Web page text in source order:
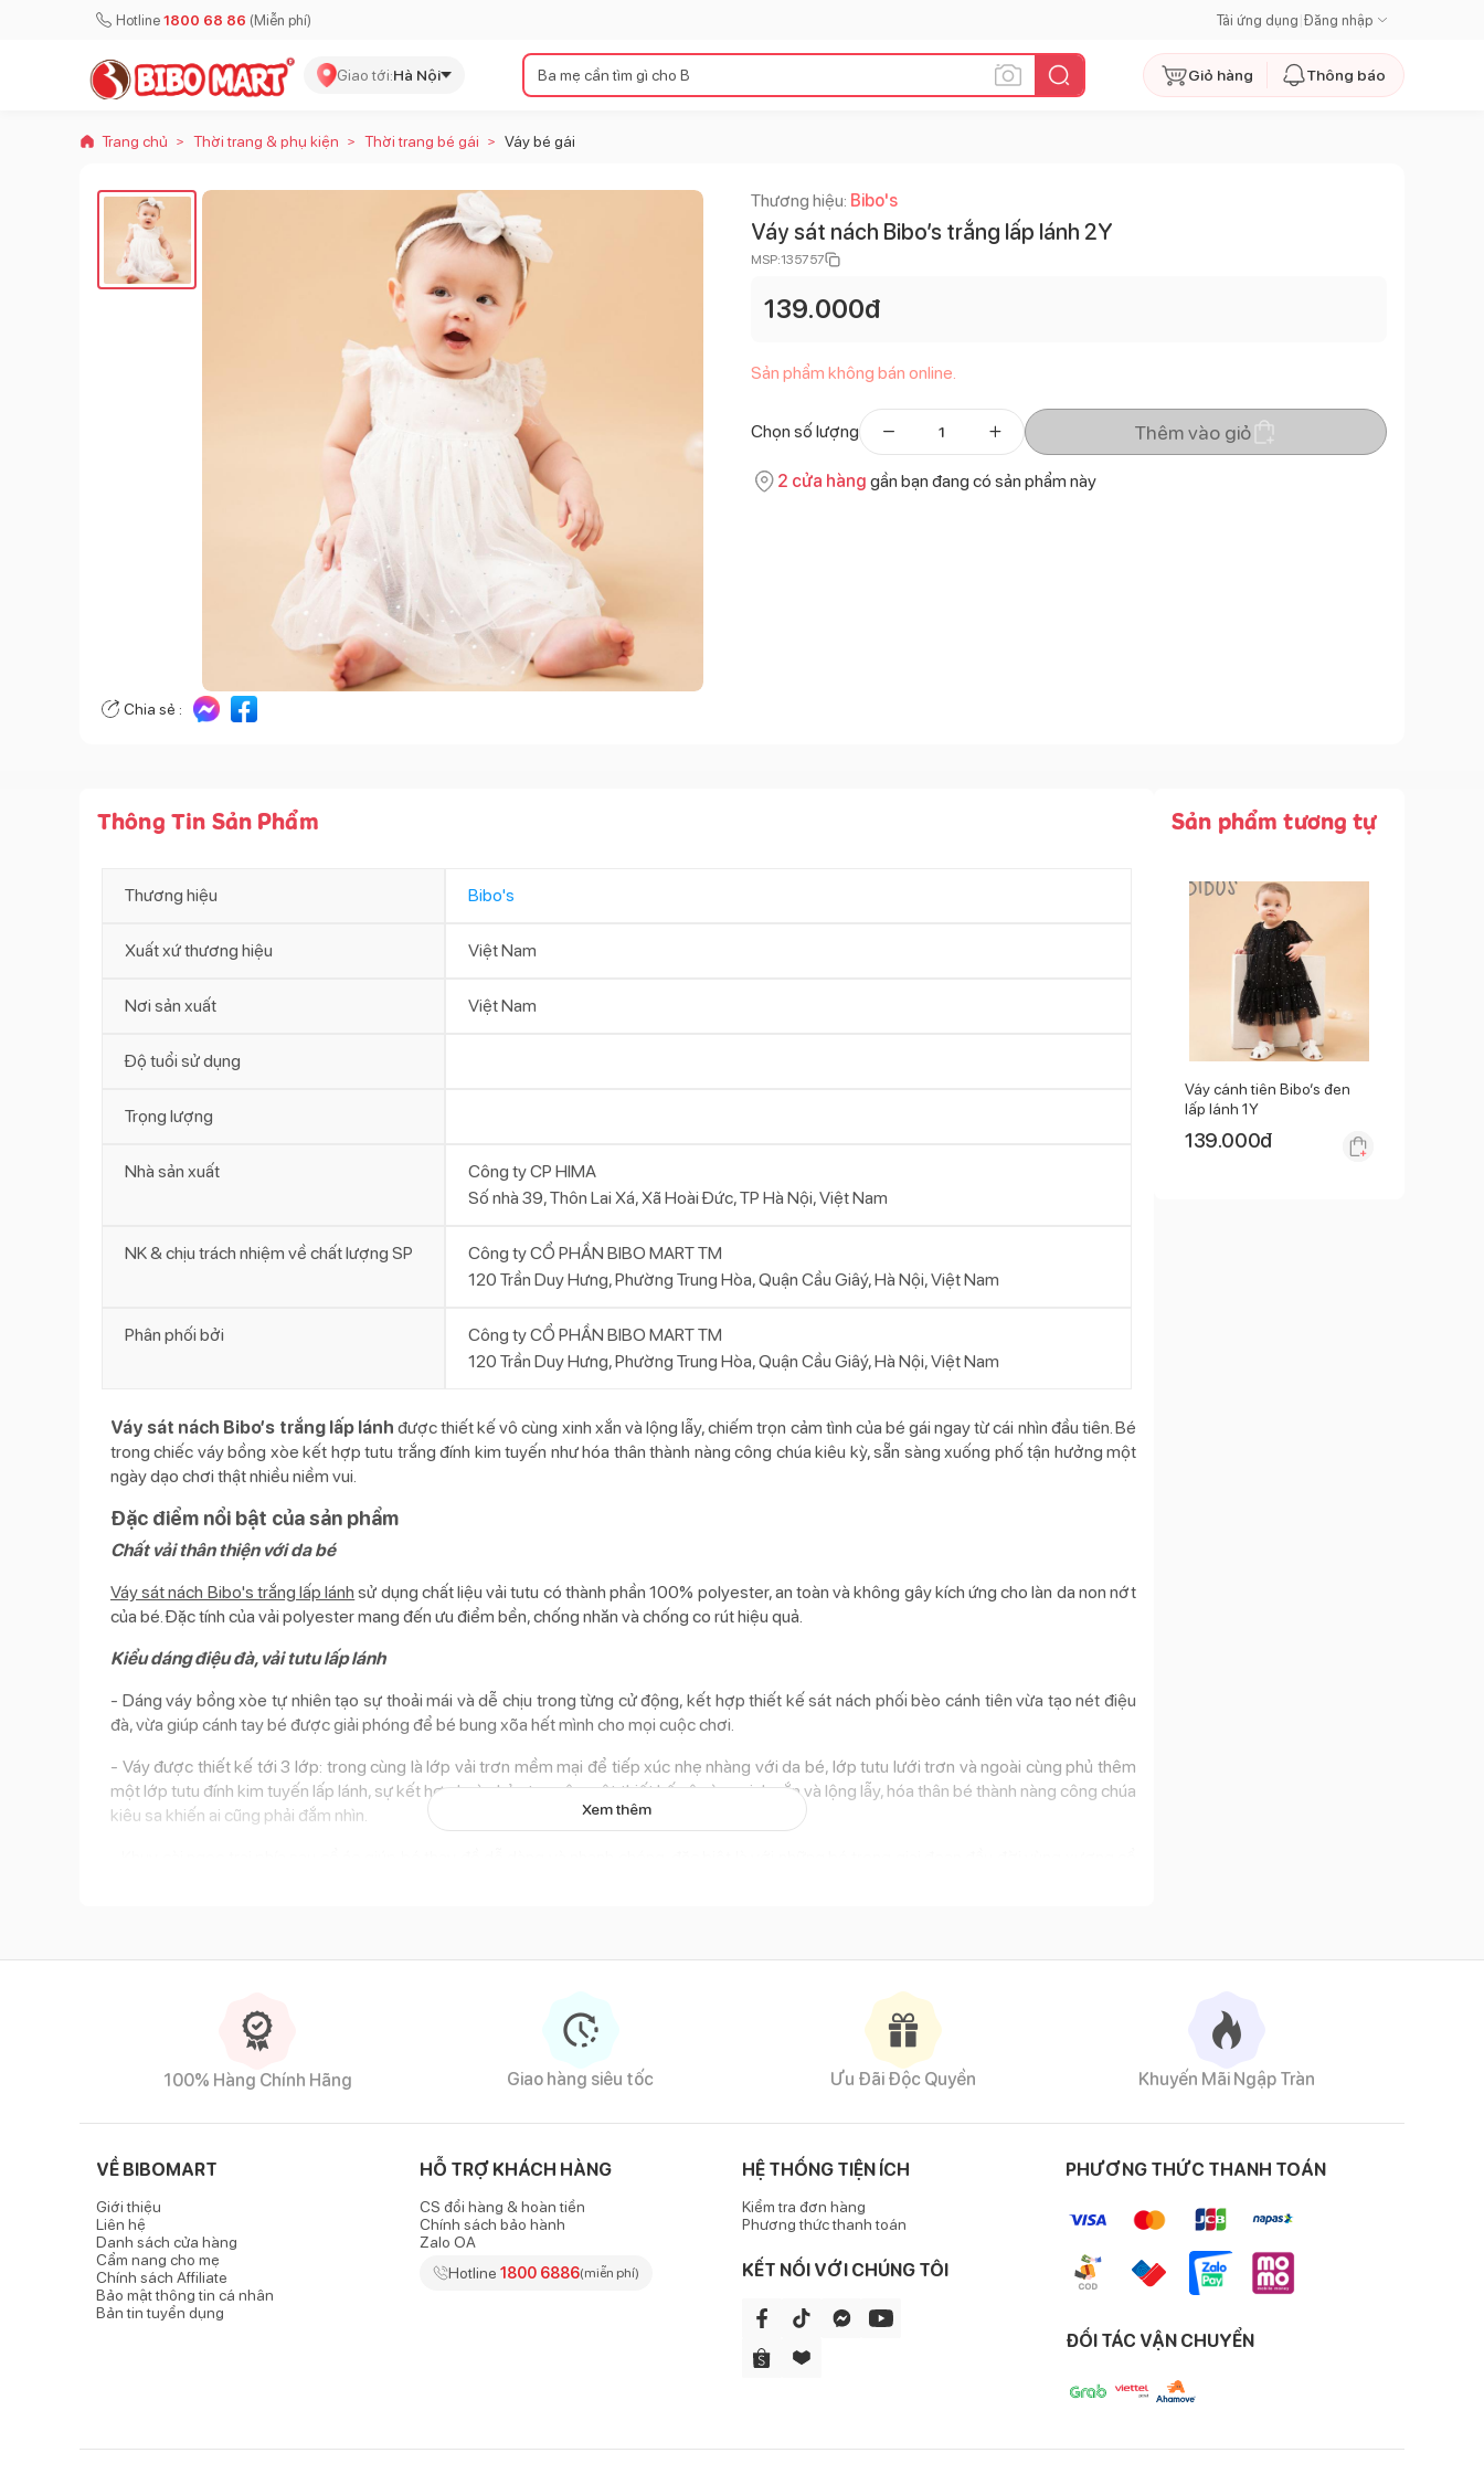
Hotline 1800 68 86 (Miễn phí) Tải ứng dụng Đăng nhập
Giao tới:Hà Nội Giỏ hàng Thông báo
Trang chủ > Thời trang & phụ kiện > Thời trang bé gái > Váy bé gái
Chia sẻ :
Thương hiệu: Bibo's
Váy sát nách Bibo’s trắng lấp lánh 2Y
MSP:135757
139.000đ
Sản phẩm không bán online.
Chọn số lượng Thêm vào giỏ
2 cửa hàng gần bạn đang có sản phẩm này
Thông Tin Sản Phẩm
Thương hiệu Bibo's
Xuất xứ thương hiệu Việt Nam
Nơi sản xuất Việt Nam
Độ tuổi sử dụng
Trọng lượng
Nhà sản xuất
Công ty CP HIMA
Số nhà 39, Thôn Lai Xá, Xã Hoài Đức, TP Hà Nội, Việt Nam
NK & chịu trách nhiệm về chất lượng SP
Công ty CỔ PHẦN BIBO MART TM
120 Trần Duy Hưng, Phường Trung Hòa, Quận Cầu Giâý, Hà Nội, Việt Nam
Phân phối bởi
Công ty CỔ PHẦN BIBO MART TM
120 Trần Duy Hưng, Phường Trung Hòa, Quận Cầu Giâý, Hà Nội, Việt Nam
Váy sát nách Bibo’s trắng lấp lánh được thiết kế vô cùng xinh xắn và lộng lẫy, chiếm trọn cảm tình của bé gái ngay từ cái nhìn đầu tiên. Bé
trong chiếc váy bồng xòe kết hợp tutu trắng đính kim tuyến như hóa thân thành nàng công chúa kiêu kỳ, sẵn sàng xuống phố tận hưởng một
ngày dạo chơi thật nhiều niềm vui.
Đặc điểm nổi bật của sản phẩm
Chất vải thân thiện với da bé
Váy sát nách Bibo's trắng lấp lánh sử dụng chất liệu vải tutu có thành phần 100% polyester, an toàn và không gây kích ứng cho làn da non nớt
của bé. Đặc tính của vải polyester mang đến ưu điểm bền, chống nhăn và chống co rút hiệu quả.
Kiểu dáng điệu đà, vải tutu lấp lánh
- Dáng váy bồng xòe tự nhiên tạo sự thoải mái và dễ chịu trong từng cử động, kết hợp thiết kế sát nách phối bèo cánh tiên vừa tạo nét điệu
đà, vừa giúp cánh tay bé được giải phóng để bé bung xõa hết mình cho mọi cuộc chơi.
- Váy được thiết kế tới 3 lớp: trong cùng là lớp vải trơn mềm mại để tiếp xúc nhẹ nhàng với da bé, lớp tutu lưới trơn và ngoài cùng phủ thêm
một lớp tutu đính kim tuyến lấp lánh, sự kết hợp hoàn hảo tạo nên một thiết kế vô cùng xinh xắn và lộng lẫy, hóa thân bé thành nàng công chúa
kiêu sa khiến ai cũng phải đắm nhìn.
Xem thêm
Sản phẩm tương tự
Váy cánh tiên Bibo’s đen
lấp lánh 1Y
139.000đ
100% Hàng Chính Hãng Giao hàng siêu tốc Ưu Đãi Độc Quyền Khuyến Mãi Ngập Tràn
VỀ BIBOMART
Giới thiệu
Liên hệ
Danh sách cửa hàng
Cẩm nang cho mẹ
Chính sách Affiliate
Bảo mật thông tin cá nhân
Bản tin tuyển dụng
HỖ TRỢ KHÁCH HÀNG
CS đổi hàng & hoàn tiền
Chính sách bảo hành
Zalo OA
Hotline 1800 6886(miễn phí)
HỆ THỐNG TIỆN ÍCH
Kiểm tra đơn hàng
Phương thức thanh toán
KẾT NỐI VỚI CHÚNG TÔI
PHƯƠNG THỨC THANH TOÁN
ĐỐI TÁC VẬN CHUYỂN